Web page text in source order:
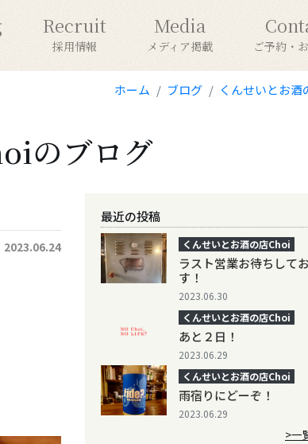
Recruit
採用情報
Media
メディア掲載 ご予約・
ホーム ブログ くんせいとお酒
のブログ
2023.06.24
最近の投稿
くんせいとお酒の店Choi
ラスト営業お待ちして
す！
2023.06.30
くんせいとお酒の店Choi
あと２日！
2023.06.29
くんせいとお酒の店Choi
雨宿りにどーぞ！
2023.06.29
>一